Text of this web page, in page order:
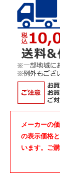
メーカーの
の表示価格
います。ご